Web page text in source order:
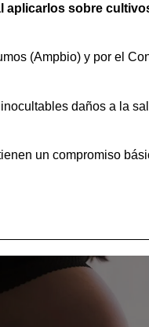
aplicarlos sobre
(Ampbio) y por el
daños a la
un compromiso